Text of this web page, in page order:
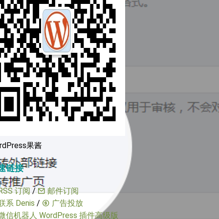
果酱
链接
订阅 /
邮件订阅
系 Denis /
广告投放
信机器人 WordPress 插件高级版